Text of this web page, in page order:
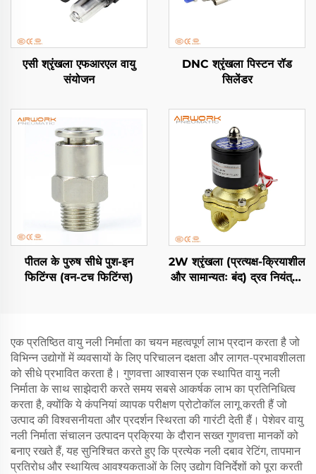
एसी श्रृंखला एफआरएल वायु
संयोजन
DNC श्रृंखला पिस्टन रॉड
सिलेंडर
पीतल के पुरुष सीधे पुश-इन
फिटिंग्स (वन-टच फिटिंग्स)
2W श्रृंखला (प्रत्यक्ष-क्रियाशील
और सामान्यतः बंद) द्रव नियंत्रण
एक प्रतिष्ठित वायु नली निर्माता का चयन महत्वपूर्ण लाभ प्रदान करता है जो
विभिन्न उद्योगों में व्यवसायों के लिए परिचालन दक्षता और लागत-प्रभावशीलता
को सीधे प्रभावित करता है। गुणवत्ता आश्वासन एक स्थापित वायु नली
निर्माता के साथ साझेदारी करते समय सबसे आकर्षक लाभ का प्रतिनिधित्व
करता है, क्योंकि ये कंपनियां व्यापक परीक्षण प्रोटोकॉल लागू करती हैं जो
उत्पाद की विश्वसनीयता और प्रदर्शन स्थिरता की गारंटी देती हैं। पेशेवर वायु
नली निर्माता संचालन उत्पादन प्रक्रिया के दौरान सख्त गुणवत्ता मानकों को
बनाए रखते हैं, यह सुनिश्चित करते हुए कि प्रत्येक नली दबाव रेटिंग, तापमान
प्रतिरोध और स्थायित्व आवश्यकताओं के लिए उद्योग विनिर्देशों को पूरा करती